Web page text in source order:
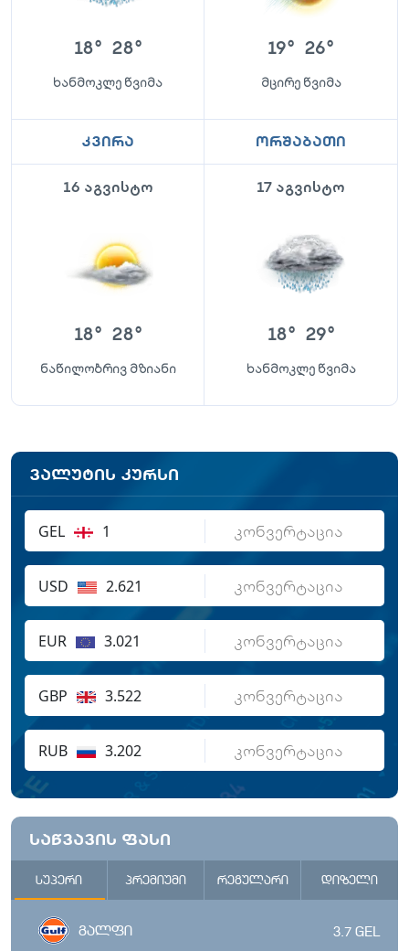
18° 28°
ხანმოკლე წვიმა
19° 26°
მცირე წვიმა
კვირა
16 აგვისტო
18° 28°
ნაწილობრივ მზიანი
ორშაბათი
17 აგვისტო
18° 29°
ხანმოკლე წვიმა
ვალუტის კურსი
GEL 1
USD 2.621
EUR 3.021
GBP 3.522
RUB 3.202
საწვავის ფასი
სუპერი პრემიუმი რეგულარი დიზელი
გალფი 3.7 GEL